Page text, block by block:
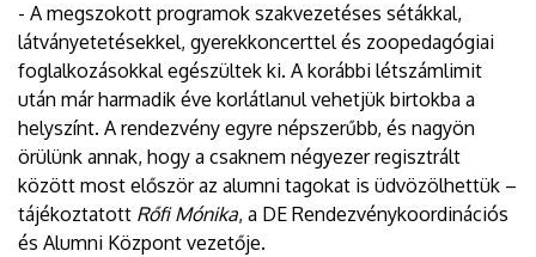
- A megszokott programok szakvezetéses sétákkal,
látványetetésekkel, gyerekkoncerttel és zoopedagógiai
foglalkozásokkal egészültek ki. A korábbi létszámlimit
után már harmadik éve korlátlanul vehetjük birtokba a
helyszínt. A rendezvény egyre népszerűbb, és nagyön
örülünk annak, hogy a csaknem négyezer regisztrált
között most először az alumni tagokat is üdvözölhettük –
tájékoztatott Rőfi Mónika, a DE Rendezvénykoordinációs
és Alumni Központ vezetője.